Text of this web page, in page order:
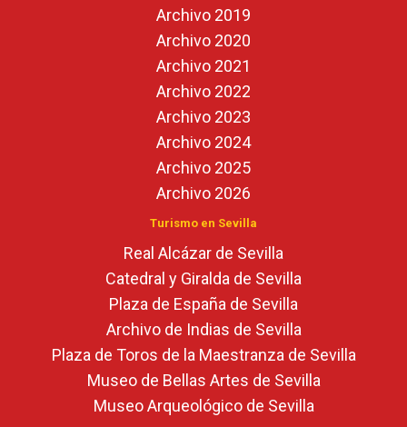
Archivo 2019
Archivo 2020
Archivo 2021
Archivo 2022
Archivo 2023
Archivo 2024
Archivo 2025
Archivo 2026
Turismo en Sevilla
Real Alcázar de Sevilla
Catedral y Giralda de Sevilla
Plaza de España de Sevilla
Archivo de Indias de Sevilla
Plaza de Toros de la Maestranza de Sevilla
Museo de Bellas Artes de Sevilla
Museo Arqueológico de Sevilla